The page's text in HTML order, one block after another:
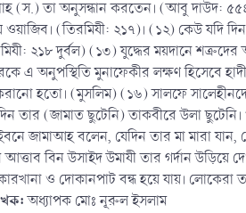
(স.) তা অনুসন্ধান করতেন। (আবু দাউদ:
ওয়াজিব। (তিরমিযী: ২১৭)। (১২) কেউ
২১৮ দুর্বল) (১৩) যুদ্ধের ময়দানে
এ অনুপস্থিতি মুনাফেকীর লক্ষণ হিসেবে
হতো। (মুসলিম) (১৬) সালফে
তার (জামাত ছুটেনি) তাকবীরে উলা
জামাআহ বলেন, যেদিন তার মা মারা
বিন উসাইদ উমাযী তার গর্দান উড়িয়ে
ও দোকানপাট বন্ধ হয়ে যায়।
অধ্যাপক মোঃ নূরুল ইসলাম